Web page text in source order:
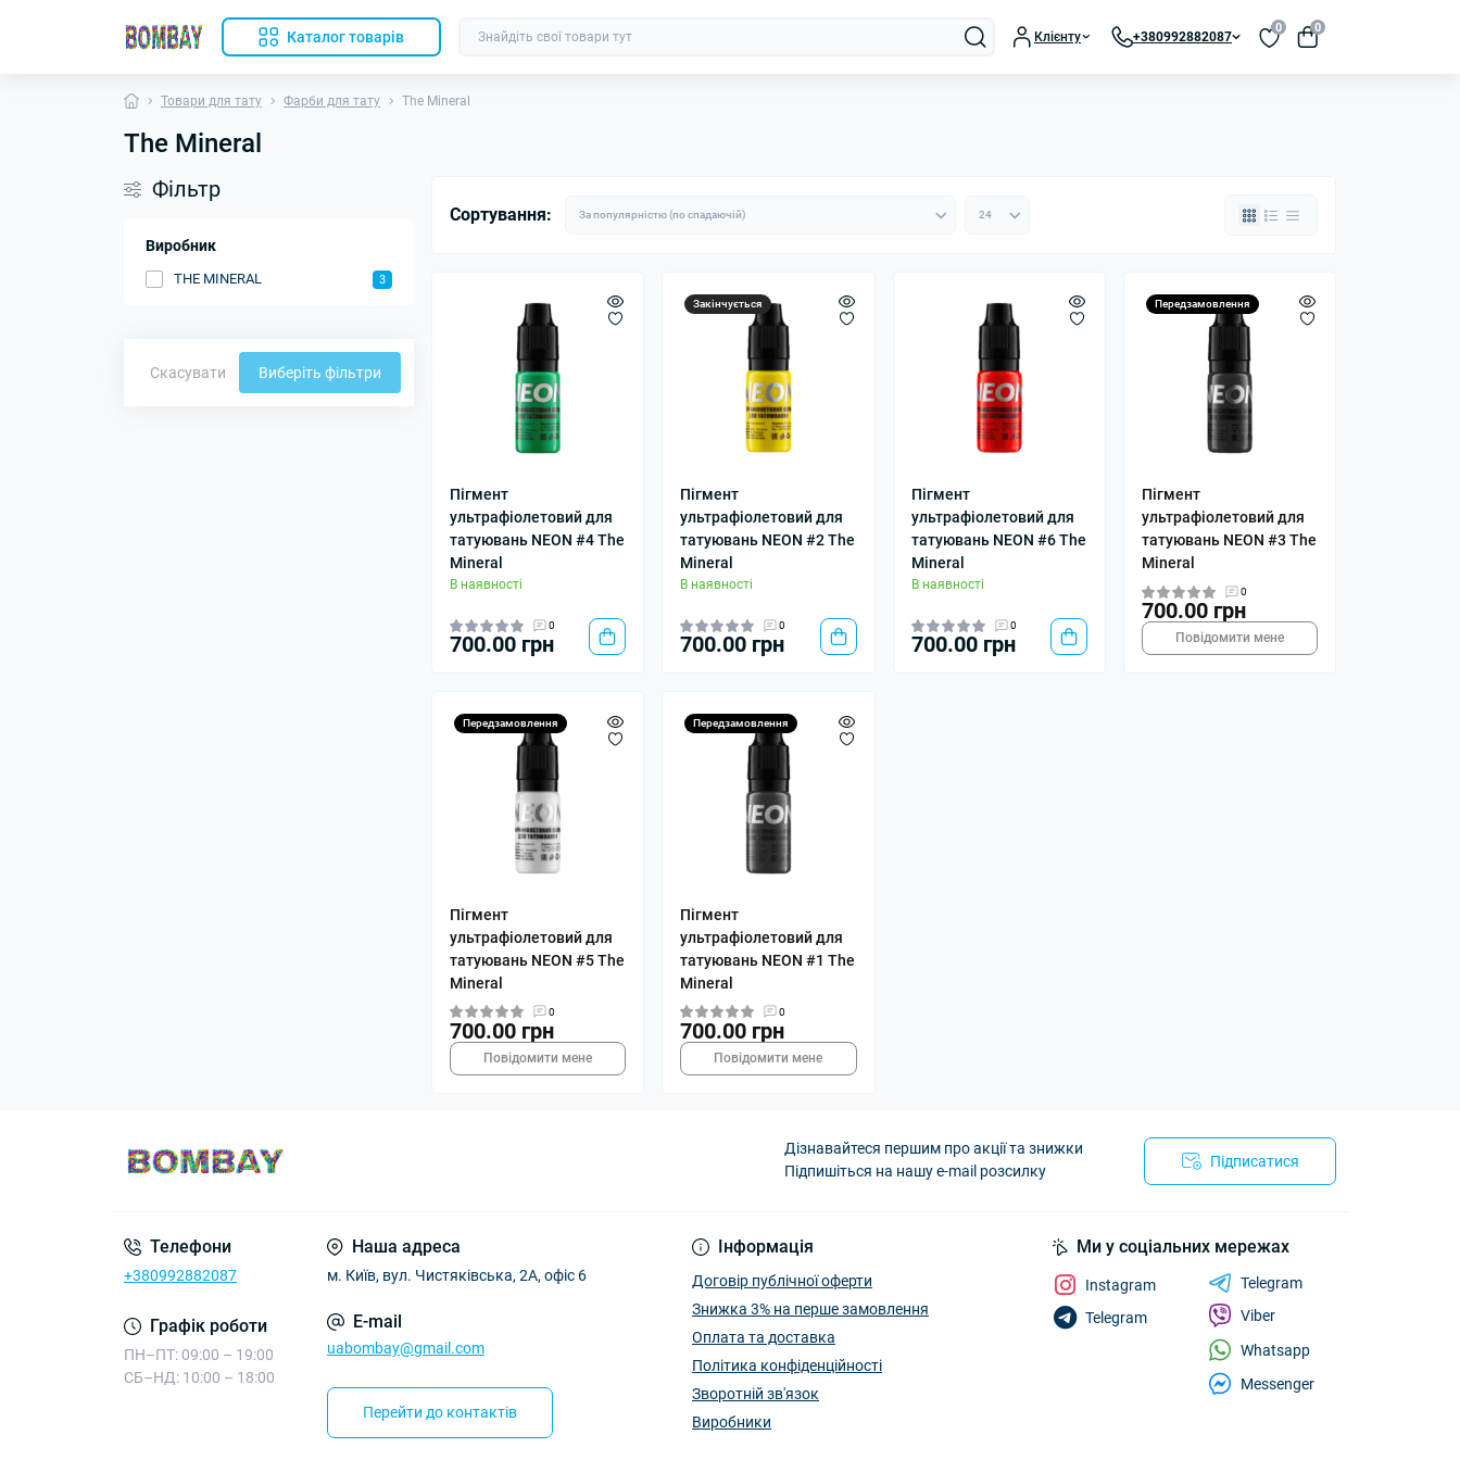
Каталог товарів Клієнту +380992882087
0 0
Товари для тату Фарби для тату The Mineral
The Mineral
Фільтр
Виробник
THE MINERAL 3
Скасувати Виберіть фільтри
Сортування:
Пігмент
ультрафіолетовий для
татуювань NEON #4 The
Mineral
В наявності
0
700.00 грн
Закінчується
Пігмент
ультрафіолетовий для
татуювань NEON #2 The
Mineral
В наявності
0
700.00 грн
Пігмент
ультрафіолетовий для
татуювань NEON #6 The
Mineral
В наявності
0
700.00 грн
Передзамовлення
Пігмент
ультрафіолетовий для
татуювань NEON #3 The
Mineral
0
700.00 грн
Повідомити мене
Передзамовлення
Пігмент
ультрафіолетовий для
татуювань NEON #5 The
Mineral
0
700.00 грн
Повідомити мене
Передзамовлення
Пігмент
ультрафіолетовий для
татуювань NEON #1 The
Mineral
0
700.00 грн
Повідомити мене
Дізнавайтеся першим про акції та знижки
Підпишіться на нашу e-mail розсилку
Підписатися
Телефони
+380992882087
Графік роботи
ПН–ПТ: 09:00 – 19:00
СБ–НД: 10:00 – 18:00
Наша адреса
м. Київ, вул. Чистяківська, 2А, офіс 6
E-mail
uabombay@gmail.com
Перейти до контактів
Інформація
Договір публічної оферти
Знижка 3% на перше замовлення
Оплата та доставка
Політика конфіденційності
Зворотній зв'язок
Виробники
Ми у соціальних мережах
Instagram
Telegram
Telegram
Viber
Whatsapp
Messenger